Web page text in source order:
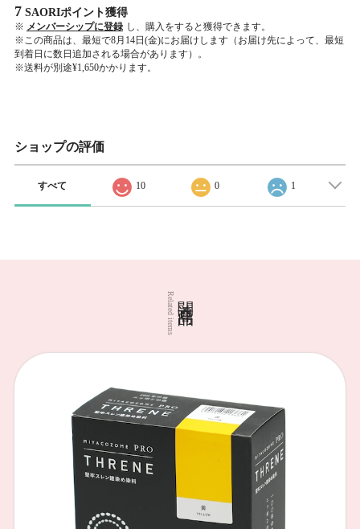
7 SAORIポイント獲得
※ メンバーシップに登録 し、購入をすると獲得できます。
※この商品は、最短で8月14日(金)にお届けします（お届け先によって、最短
到着日に数日追加される場合があります）。
※送料が別途¥1,650かかります。
ショップの評価
すべて 10 0 1
Related items